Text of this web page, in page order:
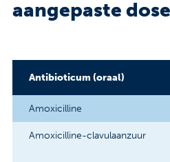
Historie
Werken bij
Stages
Vacatures
aangepaste
Antibioticum (oraal)
Amoxicilline
Amoxicilline-clavulaanzuur